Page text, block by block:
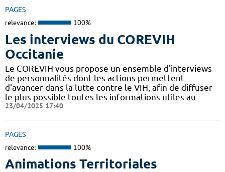
PAGES
relevance: 100%
Les interviews du COREVIH
Occitanie
Le COREVIH vous propose un ensemble d'interviews
de personnalités dont les actions permettent
d'avancer dans la lutte contre le VIH, afin de diffuser
le plus possible toutes les informations utiles au
23/04/2025 17:40
PAGES
relevance: 100%
Animations Territoriales